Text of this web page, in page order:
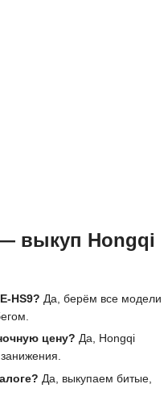
выкуп Hongqi
HS9? Да, берём все модели
цену? Да, Hongqi
Да, выкупаем битые,